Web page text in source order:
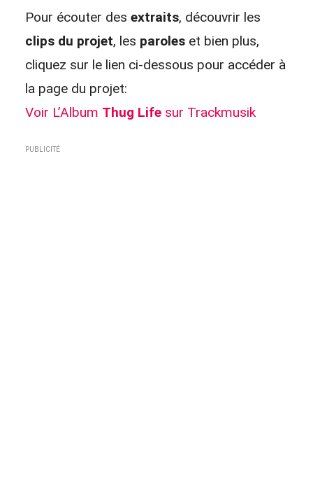
Pour écouter des extraits, découvrir les
clips du projet, les paroles et bien plus,
cliquez sur le lien ci-dessous pour accéder à
la page du projet:
Voir L’Album Thug Life sur Trackmusik
PUBLICITÉ